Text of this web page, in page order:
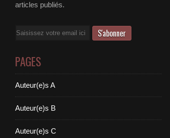
articles publiés.
Email
PAGES
Auteur(e)s A
Auteur(e)s B
Auteur(e)s C